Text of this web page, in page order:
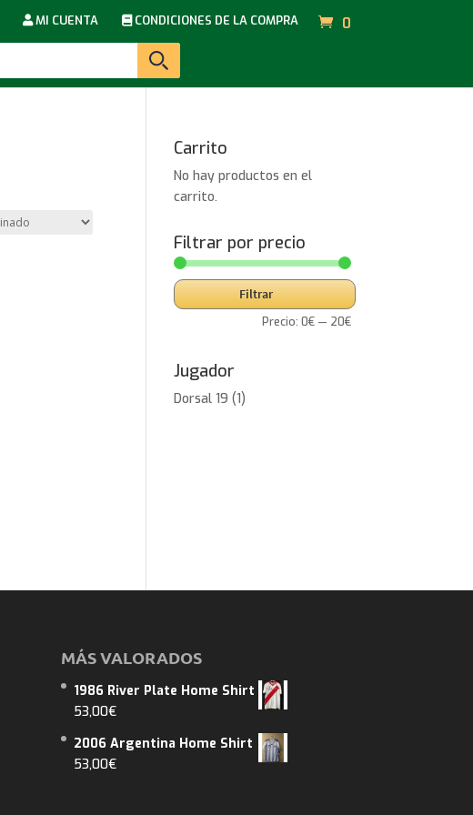
MI CUENTA CONDICIONES DE LA COMPRA 0
Carrito
No hay productos en el
carrito.
Filtrar por precio
Precio
mínimo
Precio
máximo
Filtrar
Precio: 0€— 20€
Jugador
Dorsal 19 (1)
MÁS VALORADOS
1986 River Plate Home Shirt
53,00€
2006 Argentina Home Shirt
53,00€